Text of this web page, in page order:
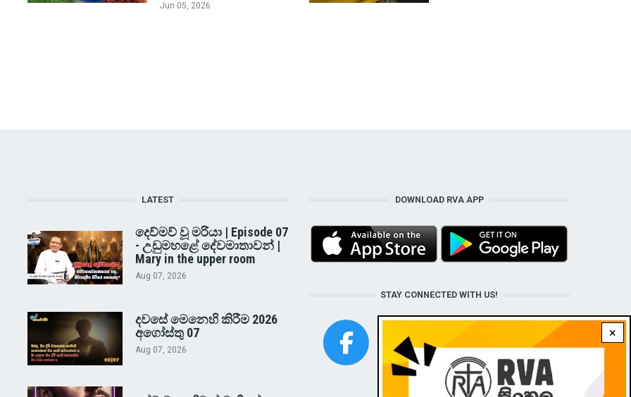
Jun 05, 2026
×
LATEST
දෙව්මව් වූ මරියා | Episode 07
- උඩුමහළේ දේවමාතාවන් |
Mary in the upper room
Aug 07, 2026
දවසේ මෙනෙහි කිරීම 2026
අගෝස්තු 07
Aug 07, 2026
DOWNLOAD RVA APP
STAY CONNECTED WITH US!